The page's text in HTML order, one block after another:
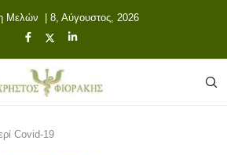
Μελών | 8, Αύγουστος, 2026
Covid-19